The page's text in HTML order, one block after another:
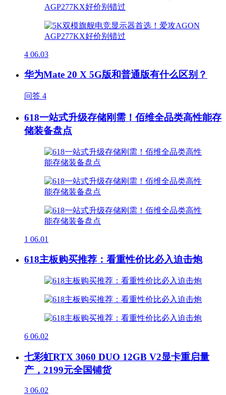
4 06.03
华为Mate 20 X 5G版和普通版有什么区别？
问答 4
618一站式升级存储刚需！佰维全品类高性能存
储装备盘点
1 06.01
618主板购买推荐：看重性价比必入迫击炮
6 06.02
七彩虹RTX 3060 DUO 12GB V2显卡重启量
产，2199元全国铺货
3 06.02